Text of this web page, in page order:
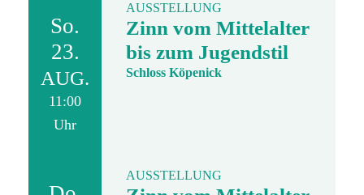
So.
23.
AUG.
11:00
Uhr
AUSSTELLUNG
Zinn vom Mittelalter
bis zum Jugendstil
Schloss Köpenick
AUSSTELLUNG